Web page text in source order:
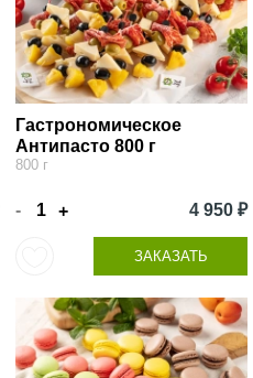
Гастрономическое
Антипасто 800 г
800 г
- + 4 950 ₽
ЗАКАЗАТЬ